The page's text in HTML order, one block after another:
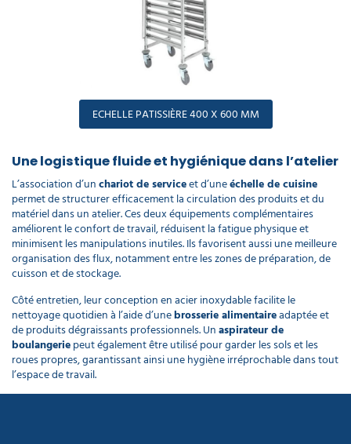
ECHELLE PATISSIÈRE 400 X 600 MM
Une logistique fluide et hygiénique dans l’atelier
L’association d’unchariot de serviceet d’uneéchelle de cuisine
permet de structurer efficacement la circulation des produits et du
matériel dans un atelier. Ces deux équipements complémentaires
améliorent le confort de travail, réduisent la fatigue physique et
minimisent les manipulations inutiles. Ils favorisent aussi une meilleure
organisation des flux, notamment entre les zones de préparation, de
cuisson et de stockage.
Côté entretien, leur conception en acier inoxydable facilite le
nettoyage quotidien à l’aide d’unebrosserie alimentaireadaptée et
de produits dégraissants professionnels. Unaspirateur de
boulangeriepeut également être utilisé pour garder les sols et les
roues propres, garantissant ainsi une hygiène irréprochable dans tout
l’espace de travail.